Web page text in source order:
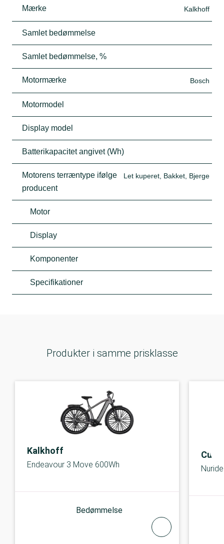
Mærke Kalkhoff
Samlet bedømmelse
Samlet bedømmelse, %
Motormærke Bosch
Motormodel
Display model
Batterikapacitet angivet (Wh)
Motorens terræntype ifølge
producent
Let kuperet, Bakket, Bjerge
Motor
Display
Komponenter
Specifikationer
Produkter i samme prisklasse
Kalkhoff
Endeavour 3 Move 600Wh
Bedømmelse
Cube